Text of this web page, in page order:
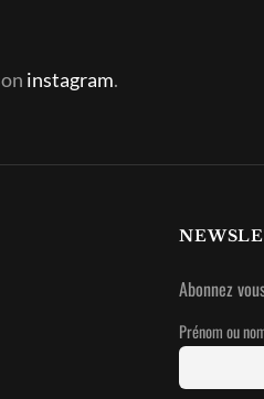
instagram.
Abonnez
Prénom ou